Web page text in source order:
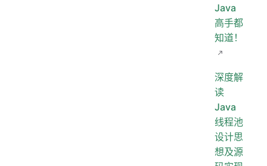
Java
高手都
知道！
深度解
读
Java
线程池
设计思
想及源